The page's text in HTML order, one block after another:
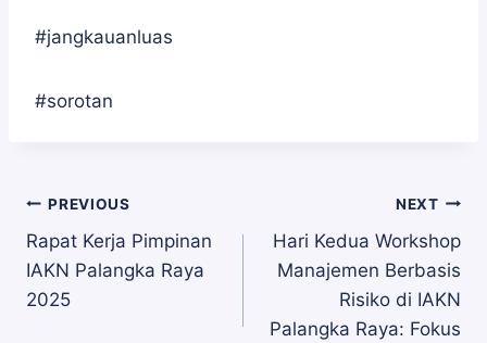
#jangkauanluas
#sorotan
Navigasi
pos
PREVIOUS
Rapat Kerja Pimpinan
IAKN Palangka Raya
2025
NEXT
Hari Kedua Workshop
Manajemen Berbasis
Risiko di IAKN
Palangka Raya: Fokus